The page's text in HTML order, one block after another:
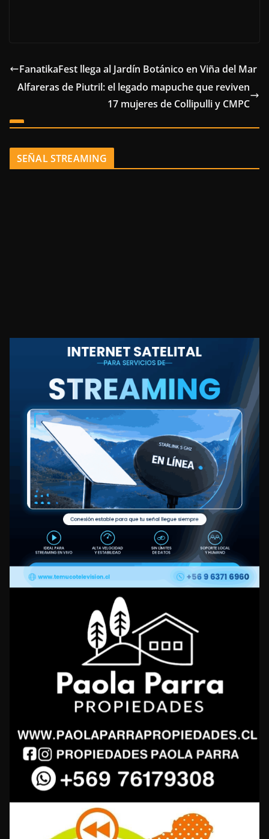
FanatikaFest llega al Jardín Botánico en Viña del Mar
Alfareras de Piutril: el legado mapuche que reviven
17 mujeres de Collipulli y CMPC
SEÑAL STREAMING